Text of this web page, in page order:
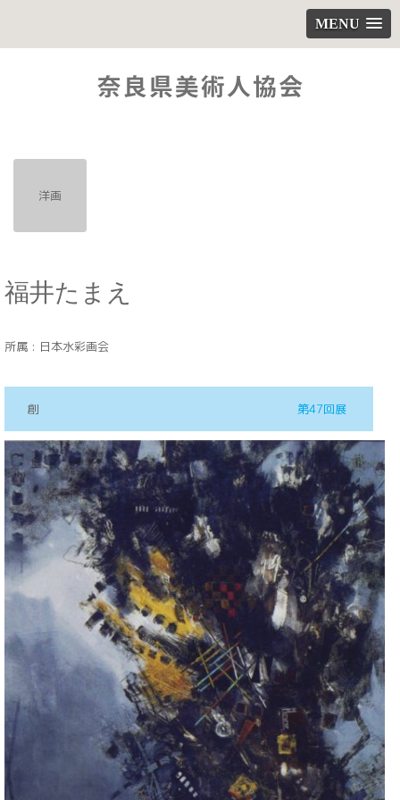
MENU
洋画
福井たまえ
所属 : 日本水彩画会
創 第47回展